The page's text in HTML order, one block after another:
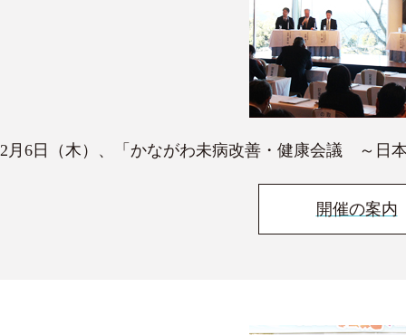
2月6日（木）、「かながわ未病改善・健康会議 ～日
開催の案内